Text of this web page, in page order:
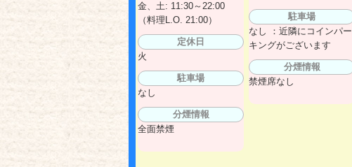
金、土: 11:30～22:00
（料理L.O. 21:00）
定休日
火
駐車場
なし
分煙情報
全面禁煙
駐車場
なし ：近隣にコインパー
キングがございます
分煙情報
禁煙席なし